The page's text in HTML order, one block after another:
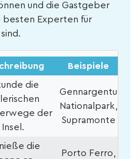
und die Gastgeber
besten Experten für
Beispiele
die
der
Insel.
Gennargentu
Nationalpark,
Supramonte
die
Porto Ferro,